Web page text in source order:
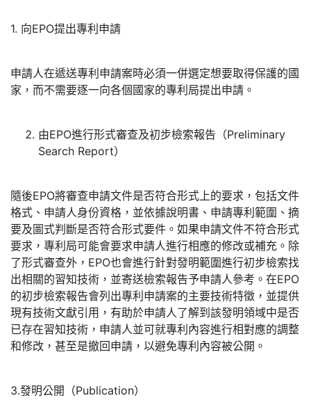
1. 向EPO提出專利申請
申請人在遞送專利申請案時必須一併選定想要取得保護的國
家，而不需要逐一向各個國家的專利局提出申請。
由EPO進行形式審查及初步檢索報告（Preliminary
Search Report）
隨後EPO將審查申請文件是否符合形式上的要求，包括文件
格式、申請人身份資格，並依據說明書、申請專利範圍、摘
要及圖式判斷是否符合形式要件。如果申請文件不符合形式
要求，專利局可能會要求申請人進行相應的修改或補充。除
了形式審查外，EPO也會進行針對發明範圍進行初步檢索找
出相關的習知技術，並寄送檢索報告予申請人參考。在EPO
的初步檢索報告會列出專利申請案的主要技術特徵，並提供
現有技術文獻引用，有助於申請人了解到該發明領域中是否
已存在習知技術，申請人並可就專利內容進行相對應的調整
和修改，甚至是撤回申請，以避免專利內容被公開。
3.發明公開（Publication）